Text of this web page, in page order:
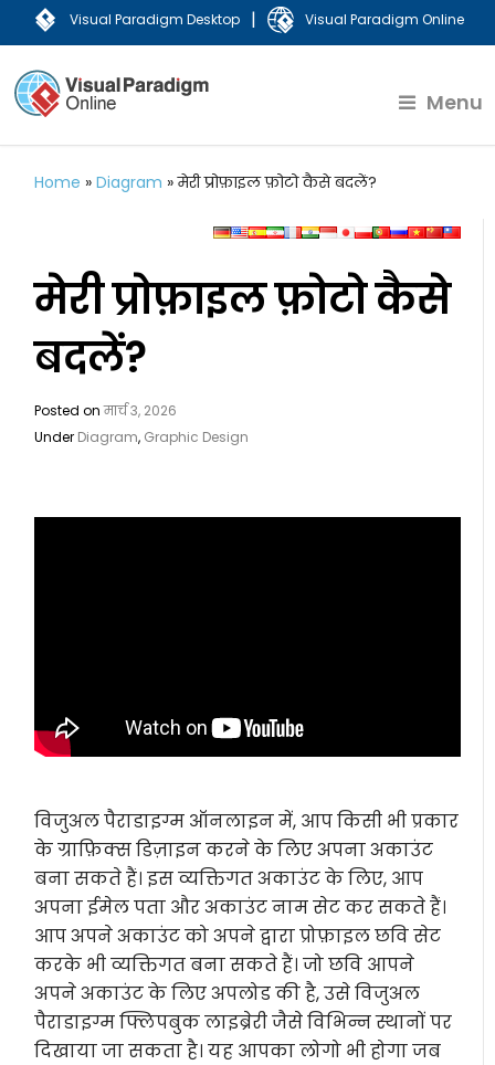
Visual Paradigm Desktop | Visual Paradigm Online
Menu
Home »Diagram »मेरी प्रोफ़ाइल फ़ोटो कैसे बदलें?
मेरी प्रोफ़ाइल फ़ोटो कैसे
बदलें?
Posted onमार्च 3, 2026
Under Diagram, Graphic Design
विजुअल पैराडाइग्म ऑनलाइन में, आप किसी भी प्रकार
के ग्राफ़िक्स डिज़ाइन करने के लिए अपना अकाउंट
बना सकते हैं। इस व्यक्तिगत अकाउंट के लिए, आप
अपना ईमेल पता और अकाउंट नाम सेट कर सकते हैं।
आप अपने अकाउंट को अपने द्वारा प्रोफ़ाइल छवि सेट
करके भी व्यक्तिगत बना सकते हैं। जो छवि आपने
अपने अकाउंट के लिए अपलोड की है, उसे विजुअल
पैराडाइग्म फ्लिपबुक लाइब्रेरी जैसे विभिन्न स्थानों पर
दिखाया जा सकता है। यह आपका लोगो भी होगा जब